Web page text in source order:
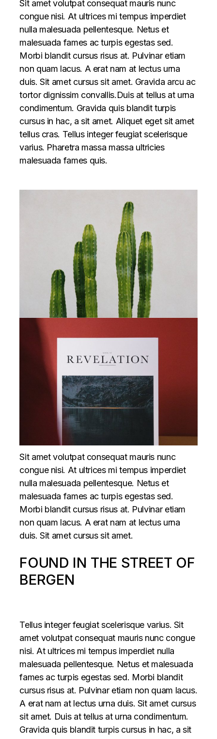
Sit amet volutpat consequat mauris nunc
congue nisi. At ultrices mi tempus imperdiet
nulla malesuada pellentesque. Netus et
malesuada fames ac turpis egestas sed.
Morbi blandit cursus risus at. Pulvinar etiam
non quam lacus. A erat nam at lectus urna
duis. Sit amet cursus sit amet. Gravida arcu ac
tortor dignissim convallis.Duis at tellus at urna
condimentum. Gravida quis blandit turpis
cursus in hac, a sit amet. Aliquet eget sit amet
tellus cras. Tellus integer feugiat scelerisque
varius. Pharetra massa massa ultricies
malesuada fames quis.
Sit amet volutpat consequat mauris nunc
congue nisi. At ultrices mi tempus imperdiet
nulla malesuada pellentesque. Netus et
malesuada fames ac turpis egestas sed.
Morbi blandit cursus risus at. Pulvinar etiam
non quam lacus. A erat nam at lectus urna
duis. Sit amet cursus sit amet.
FOUND IN THE STREET OF
BERGEN
Tellus integer feugiat scelerisque varius. Sit
amet volutpat consequat mauris nunc congue
nisi. At ultrices mi tempus imperdiet nulla
malesuada pellentesque. Netus et malesuada
fames ac turpis egestas sed. Morbi blandit
cursus risus at. Pulvinar etiam non quam lacus.
A erat nam at lectus urna duis. Sit amet cursus
sit amet. Duis at tellus at urna condimentum.
Gravida quis blandit turpis cursus in hac, a sit